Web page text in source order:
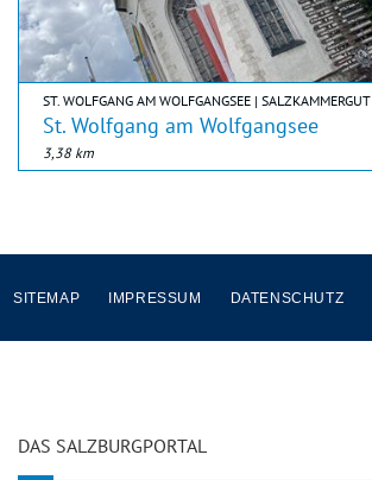
ST. WOLFGANG AM WOLFGANGSEE | SALZKAMMERGUT
St. Wolfgang am Wolfgangsee
3,38 km
SITEMAP IMPRESSUM DATENSCHUTZ
DAS SALZBURGPORTAL